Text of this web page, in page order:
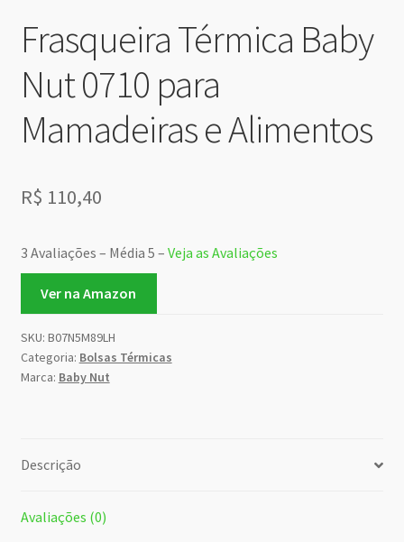
Frasqueira Térmica Baby
Nut 0710 para
Mamadeiras e Alimentos
R$ 110,40
3 Avaliações – Média 5 – Veja as Avaliações
Ver na Amazon
SKU: B07N5M89LH
Categoria: Bolsas Térmicas
Marca: Baby Nut
Descrição
Avaliações (0)